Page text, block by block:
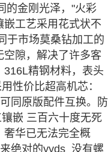
的金刚光泽，"火彩
工艺采用花式状不
于市场莫桑钻加工的
空隙，解决了许多客
精钢材料，表头
性价比超高机芯：
同原版配件互换。防
嵌 三百六十度无死
奢华已无法完全概
绝对的yyds 没有螺